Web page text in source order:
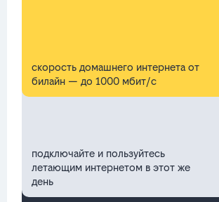
скорость домашнего интернета от
билайн — до 1000 мбит/с
подключайте и пользуйтесь
летающим интернетом в этот же
день